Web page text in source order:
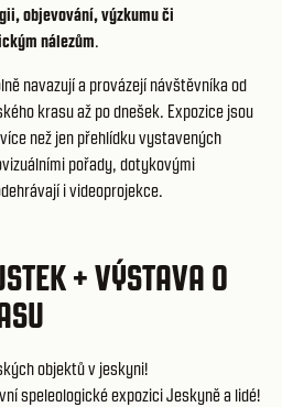
objevování, výzkumu či
nálezům.
navazují a provázejí návštěvníka od
krasu až po dnešek. Expozice jsou
než jen přehlídku vystavených
pořady, dotykovými
i videoprojekce.
+ VÝSTAVA O
objektů v jeskyni!
speleologické expozici Jeskyně a lidé!